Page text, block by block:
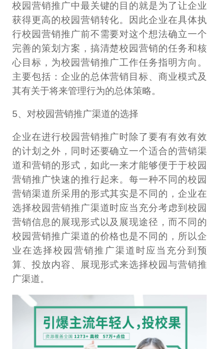
校园营销推广中最关键的目的就是为了让企业
获得更高的校园营销转化。因此企业在具体执
行校园营销推广前不需要对这个想法确立一个
完善的策划方案，搞清楚校园营销的任务和核
心目标，为校园营销推广工作任务指明方向。
主要包括：企业的总体营销目标、商业模式及
其有关于将来管理行为的总体策略。
5、对校园营销推广渠道的选择
企业在进行校园营销推广时除了要有有效有效
的计划之外，同时还要确立一个适合的营销渠
道和营销的形式，如此一来才能够便于于校园
营销推广快速的推行起来。每一种不同的校园
营销渠道所采用的形式其实是不同的，企业在
选择校园营销推广渠道时应当充分考虑到校园
营销信息的展现形式以及展现途径，而不同的
校园营销推广渠道的价格也是不同的，所以企
业在选择校园营销推广渠道时应当充分到预
算、投放内容、展现形式来选择校园与营销推
广渠道。